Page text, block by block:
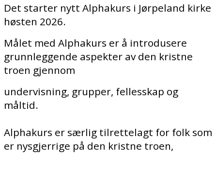
Det starter nytt Alphakurs i Jørpeland kirke
høsten 2026.
Målet med Alphakurs er å introdusere
grunnleggende aspekter av den kristne
troen gjennom
undervisning, grupper, fellesskap og
måltid.
Alphakurs er særlig tilrettelagt for folk som
er nysgjerrige på den kristne troen,